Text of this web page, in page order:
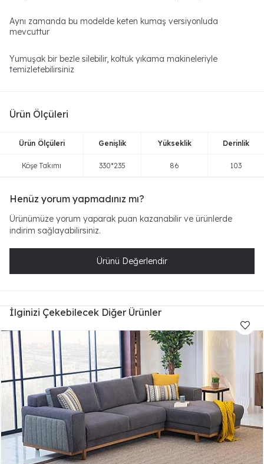
Ürün Ölçüleri
Ürün Ölçüleri Genişlik Yükseklik Derinlik
Köşe Takımı 330*235 86 103
Aynı zamanda bu modelde keten kumaş versiyonluda
mevcuttur
Yumuşak bir bezle silebilir, koltuk yıkama makineleriyle
temizletebilirsiniz
Henüz yorum yapmadınız mı?
Ürünümüze yorum yaparak puan kazanabilir ve ürünlerde
indirim sağlayabilirsiniz.
Ürünü Değerlendir
İlginizi Çekebilecek Diğer Ürünler